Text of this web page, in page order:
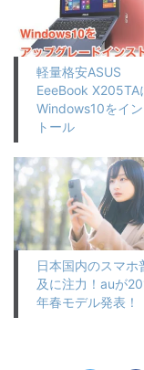
軽量格安ASUS
EeeBook X205TA
Windows10をイン
トール
日本国内のスマホ
及に注力！auが
年春モデル発表！